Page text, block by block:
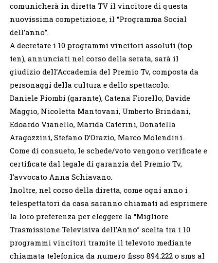
comunicherà in diretta TV il vincitore di questa
nuovissima competizione, il “Programma Social
dell’anno”.
A decretare i 10 programmi vincitori assoluti (top
ten), annunciati nel corso della serata, sarà il
giudizio dell’Accademia del Premio Tv, composta da
personaggi della cultura e dello spettacolo:
Daniele Piombi (garante), Catena Fiorello, Davide
Maggio, Nicoletta Mantovani, Umberto Brindani,
Edoardo Vianello, Marida Caterini, Donatella
Aragozzini, Stefano D’Orazio, Marco Molendini.
Come di consueto, le schede/voto vengono verificate e
certificate dal legale di garanzia del Premio Tv,
l’avvocato Anna Schiavano.
Inoltre, nel corso della diretta, come ogni anno i
telespettatori da casa saranno chiamati ad esprimere
la loro preferenza per eleggere la “Migliore
Trasmissione Televisiva dell’Anno” scelta tra i 10
programmi vincitori tramite il televoto mediante
chiamata telefonica da numero fisso 894.222 o sms al